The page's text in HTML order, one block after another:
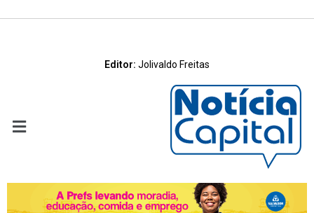
Editor: Jolivaldo Freitas